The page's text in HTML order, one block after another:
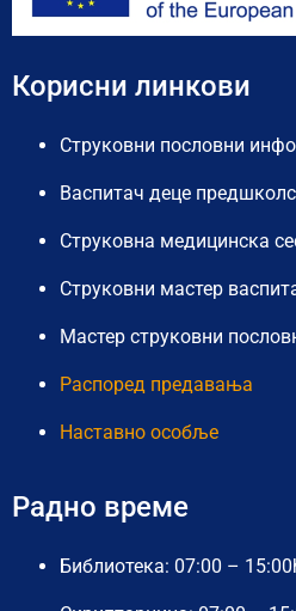
Корисни линкови
Струковни пословни
Васпитач деце
Струковна медицинска
Струковни мастер
Мастер струковни
Распоред предавања
Наставно особље
Радно време
Библиотека: 07:00 –